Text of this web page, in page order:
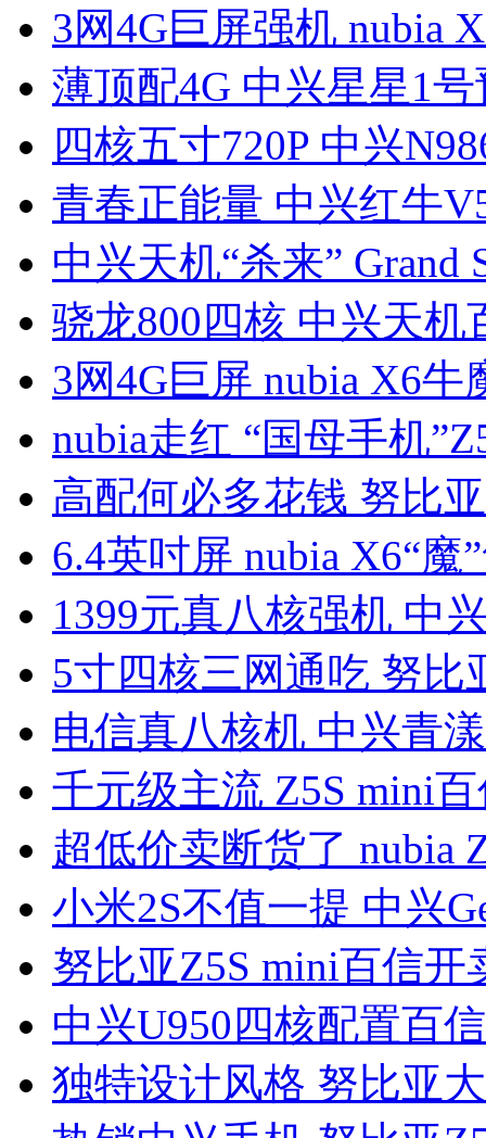
3网4G巨屏强机 nubia
薄顶配4G 中兴星星1
四核五寸720P 中兴
青春正能量 中兴红牛
中兴天机“杀来” Grand
骁龙800四核 中兴天机
3网4G巨屏 nubia X6牛
nubia走红 “国母手机
高配何必多花钱 努比
6.4英吋屏 nubia X6“魔
1399元真八核强机 中
5寸四核三网通吃 努比
电信真八核机 中兴青
千元级主流 Z5S mini
超低价卖断货了 nubia
小米2S不值一提 中兴
努比亚Z5S mini百信开
中兴U950四核配置百
独特设计风格 努比亚